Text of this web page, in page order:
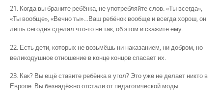
21. Когда вы браните ребёнка, не употребляйте слов: «Ты всегда»,
«Ты вообще», «Вечно ты»…Ваш ребёнок вообще и всегда хорош, он
лишь сегодня сделал что-то не так, об этом и скажите ему.
22. Есть дети, которых не возьмёшь ни наказанием, ни добром, но
великодушное отношение в конце концов спасает их.
23. Как? Вы ещё ставите ребёнка в угол? Это уже не делает никто в
Европе. Вы безнадёжно отстали от педагогической моды.